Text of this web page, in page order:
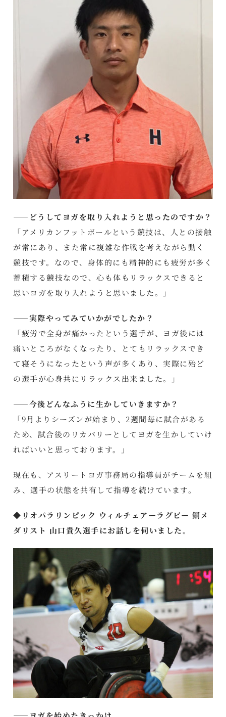
――どうしてヨガを取り入れようと思ったのですか？
「アメリカンフットボールという競技は、人との接触
が常にあり、また常に複雑な作戦を考えながら動く
競技です。なので、身体的にも精神的にも疲労が多く
蓄積する競技なので、心も体もリラックスできると
思いヨガを取り入れようと思いました。」
――実際やってみていかがでしたか？
「疲労で全身が痛かったという選手が、ヨガ後には
痛いところがなくなったり、とてもリラックスでき
て寝そうになったという声が多くあり、実際に殆ど
の選手が心身共にリラックス出来ました。」
――今後どんなふうに生かしていきますか？
「9月よりシーズンが始まり、2週間毎に試合がある
ため、試合後のリカバリーとしてヨガを生かしていけ
ればいいと思っております。」
現在も、アスリートヨガ事務局の指導員がチームを組
み、選手の状態を共有して指導を続けています。
◆リオパラリンピック ウィルチェアーラグビー 銅メ
ダリスト 山口貴久選手にお話しを伺いました。